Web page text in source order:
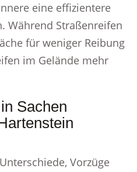
eine effizientere
Während Straßenreifen
für weniger Reibung
im Gelände mehr
Sachen
Vorzüge